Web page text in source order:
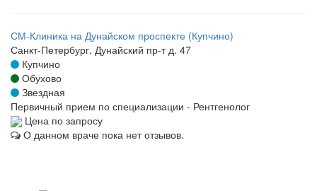
СМ-Клиника на Дунайском проспекте (Купчино)
Санкт-Петербург, Дунайский пр-т д. 47
Купчино
Обухово
Звездная
Первичный прием по специализации - Рентгенолог
Цена по запросу
О данном враче пока нет отзывов.